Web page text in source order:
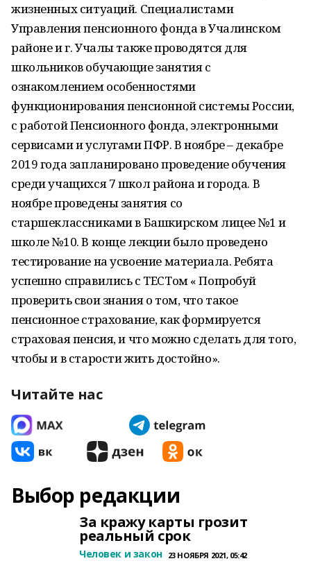
жизненных ситуаций. Специалистами
Управления пенсионного фонда в Учалинском
районе и г. Учалы также проводятся для
школьников обучающие занятия с
ознакомлением особенностями
функционирования пенсионной системы России,
с работой Пенсионного фонда, электронными
сервисами и услугами ПФР. В ноябре – декабре
2019 года запланировано проведение обучения
среди учащихся 7 школ района и города. В
ноябре проведены занятия со
старшеклассниками в Башкирском лицее №1 и
школе №10. В конце лекции было проведено
тестирование на усвоение материала. Ребята
успешно справились с ТЕСТом « Попробуй
проверить свои знания о том, что такое
пенсионное страхование, как формируется
страховая пенсия, и что можно сделать для того,
чтобы и в старости жить достойно».
Читайте нас
Выбор редакции
За кражу карты грозит
реальный срок
Человек и закон 23 НОЯБРЯ 2021, 05:42